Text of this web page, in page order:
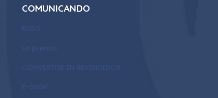
COMUNICANDO
BLOG
CONVERTISE EN REVENDEDOR
E-SHOP